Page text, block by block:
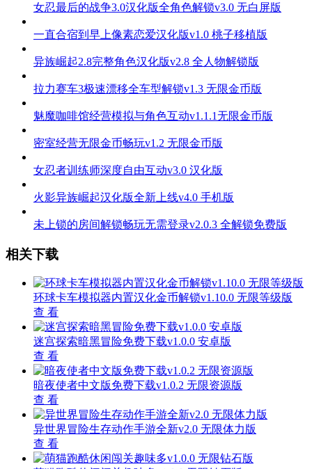
女忍最后的战争3.0汉化版全角色解锁v3.0 无白屏版
一直合宿到早上像素恋爱汉化版v1.0 桃子移植版
异族崛起2.8完整角色汉化版v2.8 全人物解锁版
拉力赛车3极速漂移全车型解锁v1.3 无限金币版
魅魔咖啡馆经营模拟与角色互动v1.1.1无限金币版
密室经营无限金币畅玩v1.2 无限金币版
女忍者训练师深度自由互动v3.0 汉化版
火影异族崛起汉化版全新上线v4.0 手机版
未上锁的房间解锁畅玩无需登录v2.0.3 全解锁免费版
相关下载
环球卡车模拟器内置汉化金币解锁v1.10.0 无限等级版
查 看
迷宫探索暗黑冒险免费下载v1.0.0 安卓版
查 看
暗夜使者中文版免费下载v1.0.2 无限资源版
查 看
异世界冒险生存动作手游全新v2.0 无限体力版
查 看